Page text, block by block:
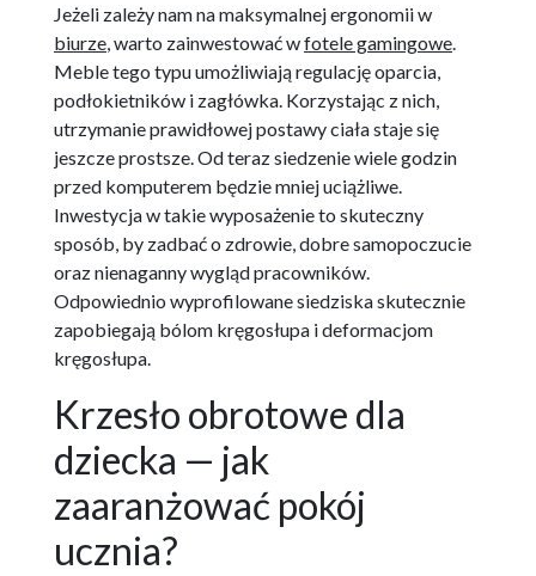
Jeżeli zależy nam na maksymalnej ergonomii w
biurze, warto zainwestować wfotele gamingowe.
Meble tego typu umożliwiają regulację oparcia,
podłokietników i zagłówka. Korzystając z nich,
utrzymanie prawidłowej postawy ciała staje się
jeszcze prostsze. Od teraz siedzenie wiele godzin
przed komputerem będzie mniej uciążliwe.
Inwestycja w takie wyposażenie to skuteczny
sposób, by zadbać o zdrowie, dobre samopoczucie
oraz nienaganny wygląd pracowników.
Odpowiednio wyprofilowane siedziska skutecznie
zapobiegają bólom kręgosłupa i deformacjom
kręgosłupa.
Krzesło obrotowe dla
dziecka — jak
zaaranżować pokój
ucznia?